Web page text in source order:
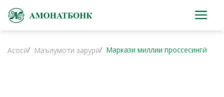
Асосӣ Маълумоти зарурӣ Маркази миллии проссесингӣ